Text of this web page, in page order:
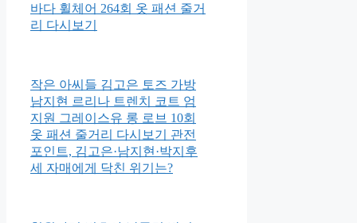
바다 휠체어 264회 옷 패션 줄거
리 다시보기
작은 아씨들 김고은 토즈 가방
남지현 르리나 트렌치 코트 엄
지원 그레이스유 롱 로브 10회
옷 패션 줄거리 다시보기 관전
포인트, 김고은·남지현·박지후
세 자매에게 닥친 위기는?